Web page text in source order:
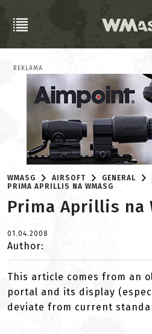
REKLAMA
WMASG AIRSOFT
GENERAL
PRIMA APRILLIS NA WMASG
Prima Aprillis na
01.04.2008
Author:
This article comes from an
portal and its display
deviate from current